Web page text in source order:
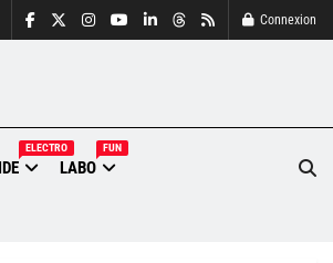
Connexion
ELECTRO
LABO
FUN